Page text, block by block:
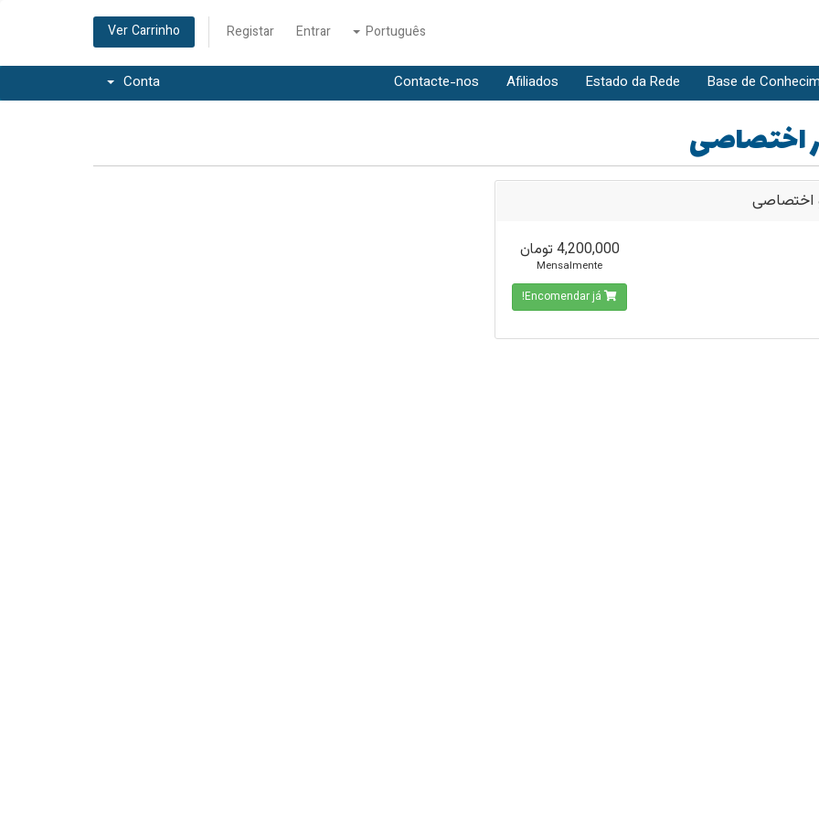
Português
Entrar
Registar
Ver Carrinho
Base de
Estado da Rede
Afiliados
Contacte-nos
Conta
اختصاصی
اختصاصی
4,200,000 تومان
Mensalmente
Encomendar já!